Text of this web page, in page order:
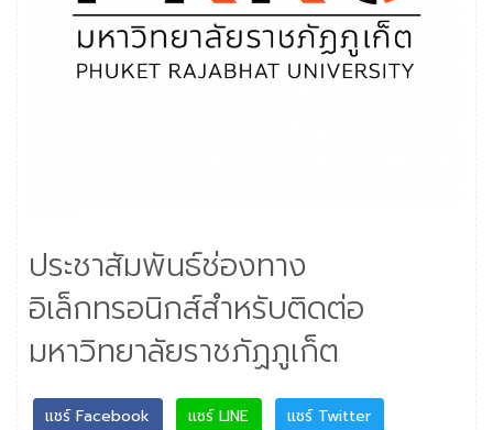
ประชาสัมพันธ์ช่องทาง
อิเล็กทรอนิกส์สำหรับติดต่อ
มหาวิทยาลัยราชภัฏภูเก็ต
แชร์ Facebook แชร์ LINE
แชร์ Twitter